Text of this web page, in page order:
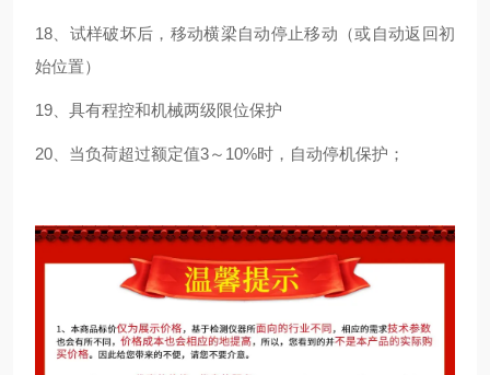
18、试样破坏后，移动横梁自动停止移动（或自动返回初
始位置）
19、具有程控和机械两级限位保护
20、当负荷超过额定值3～10%时，自动停机保护；